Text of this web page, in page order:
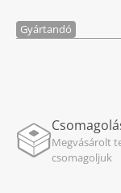
Gyártandó
Megvásárolt
csomagoljuk